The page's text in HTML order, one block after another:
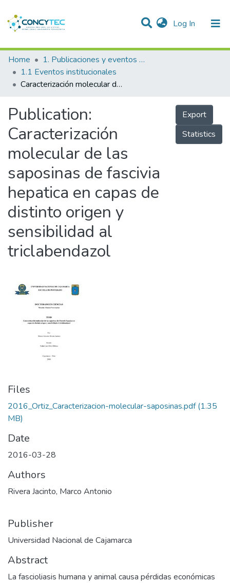
Log In (current)
Communities & Collections
Research Outputs
People
Statistics
Home
1. Publicaciones y eventos institucionales
1.1 Eventos institucionales
Caracterización molecular de las saposinas de fascivia hepatica en capas de distinto origen y sensibilidad al triclabendazol
Publication:
Caracterización
molecular de las
saposinas de fascivia
hepatica en capas de
distinto origen y
sensibilidad al
triclabendazol
Export
Statistics
Files
2016_Ortiz_Caracterizacion-molecular-saposinas.pdf (1.35
MB)
Date
2016-03-28
Authors
Rivera Jacinto, Marco Antonio
Publisher
Universidad Nacional de Cajamarca
Abstract
La fascioliasis humana y animal causa pérdidas económicas